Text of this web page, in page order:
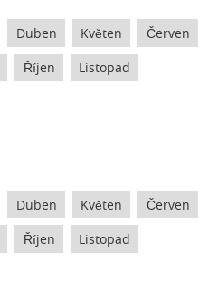
Duben Květen Červen
Říjen Listopad
Duben Květen Červen
Říjen Listopad